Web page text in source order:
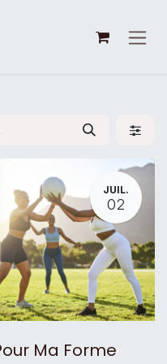
JUIL.
02
Ma Forme